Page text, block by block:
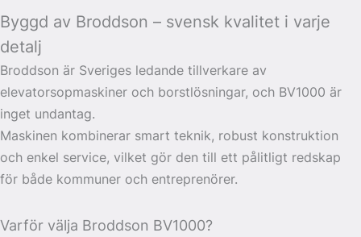
Byggd av Broddson – svensk kvalitet i varje
detalj
Broddson är Sveriges ledande tillverkare av
elevatorsopmaskiner och borstlösningar, och BV1000 är
inget undantag.
Maskinen kombinerar smart teknik, robust konstruktion
och enkel service, vilket gör den till ett pålitligt redskap
för både kommuner och entreprenörer.
Varför välja Broddson BV1000?